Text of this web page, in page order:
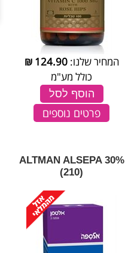
המחיר שלנו:124.90
₪
כולל מע"מ
הוסף לסל
פרטים נוספים
‎ALTMAN‎ ‎ALSEPA‎ ‎30‎%‎
‎(‎210‎)